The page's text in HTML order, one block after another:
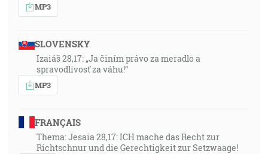
MP3
SLOVENSKY
Izaiáš 28,17: „Ja činím právo za meradlo a
spravodlivosť za váhu!“
MP3
FRANÇAIS
Thema: Jesaia 28,17: ICH mache das Recht zur
Richtschnur und die Gerechtigkeit zur Setzwaage!